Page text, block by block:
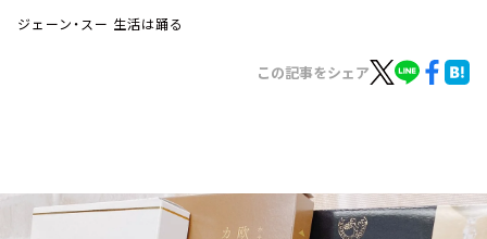
イベント・グッズ
ジェーン・スー 生活は踊る
この記事をシェア